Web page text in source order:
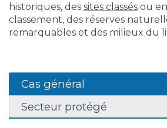
historiques, des sites classés ou
classement, des réserves
remarquables et des milieux du
Cas général
Secteur protégé